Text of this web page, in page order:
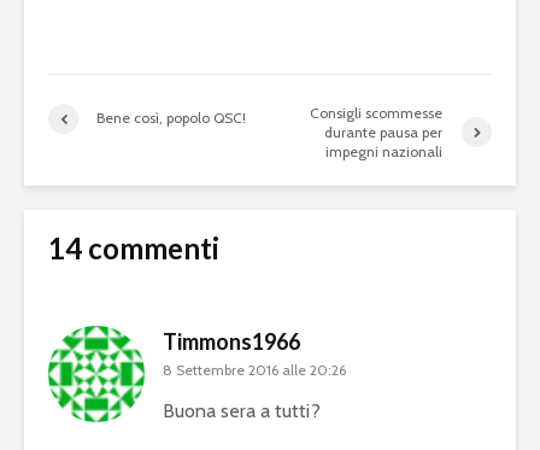
Bene così, popolo QSC!
Consigli scommesse
durante pausa per
impegni nazionali
14 commenti
Timmons1966
8 Settembre 2016 alle 20:26
Buona sera a tutti?